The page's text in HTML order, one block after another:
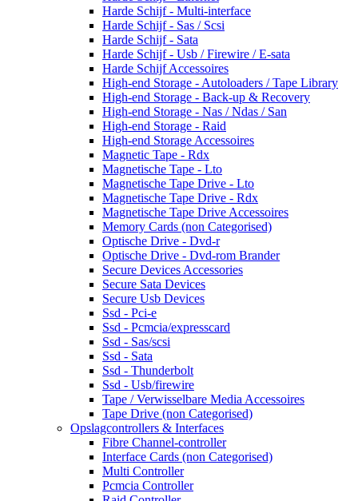
Harde Schijf - Multi-interface
Harde Schijf - Sas / Scsi
Harde Schijf - Sata
Harde Schijf - Usb / Firewire / E-sata
Harde Schijf Accessoires
High-end Storage - Autoloaders / Tape Library
High-end Storage - Back-up & Recovery
High-end Storage - Nas / Ndas / San
High-end Storage - Raid
High-end Storage Accessoires
Magnetic Tape - Rdx
Magnetische Tape - Lto
Magnetische Tape Drive - Lto
Magnetische Tape Drive - Rdx
Magnetische Tape Drive Accessoires
Memory Cards (non Categorised)
Optische Drive - Dvd-r
Optische Drive - Dvd-rom Brander
Secure Devices Accessories
Secure Sata Devices
Secure Usb Devices
Ssd - Pci-e
Ssd - Pcmcia/expresscard
Ssd - Sas/scsi
Ssd - Sata
Ssd - Thunderbolt
Ssd - Usb/firewire
Tape / Verwisselbare Media Accessoires
Tape Drive (non Categorised)
Opslagcontrollers & Interfaces
Fibre Channel-controller
Interface Cards (non Categorised)
Multi Controller
Pcmcia Controller